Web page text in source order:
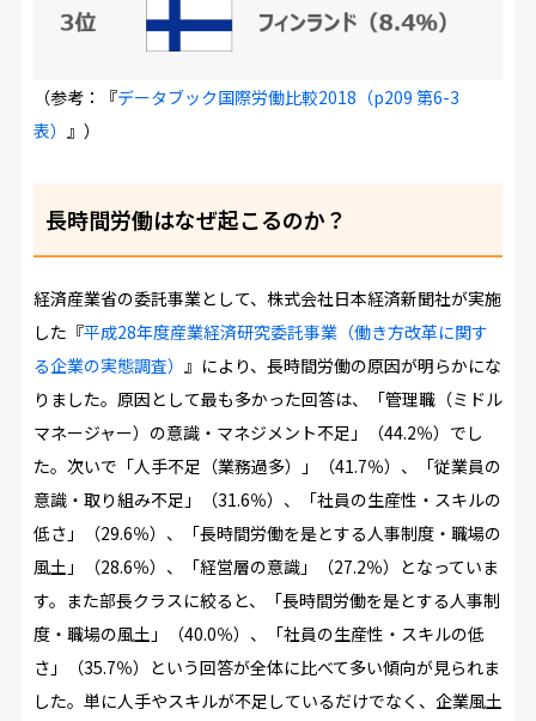
（参考：『データブック国際労働比較2018（p209 第6-3
表） 』）
長時間労働はなぜ起こるのか？
経済産業省の委託事業として、株式会社日本経済新聞社が実施
した『平成28年度産業経済研究委託事業（働き方改革に関す
る企業の実態調査） 』により、長時間労働の原因が明らかにな
りました。原因として最も多かった回答は、「管理職（ミドル
マネージャー）の意識・マネジメント不足」（44.2％）でし
た。次いで「人手不足（業務過多）」（41.7％）、「従業員の
意識・取り組み不足」（31.6％）、「社員の生産性・スキルの
低さ」（29.6％）、「長時間労働を是とする人事制度・職場の
風土」（28.6％）、「経営層の意識」（27.2％）となっていま
す。また部長クラスに絞ると、「長時間労働を是とする人事制
度・職場の風土」（40.0％）、「社員の生産性・スキルの低
さ」（35.7％）という回答が全体に比べて多い傾向が見られま
した。単に人手やスキルが不足しているだけでなく、企業風土